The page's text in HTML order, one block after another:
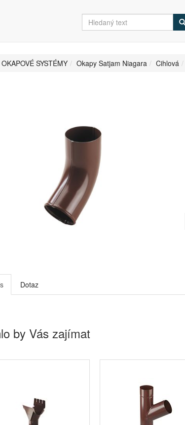
OKAPOVÉ SYSTÉMY Okapy Satjam Niagara Cihlová
Dotaz
by Vás zajímat